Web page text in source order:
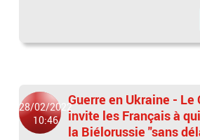
28/02/2022
10:46
Guerre en Ukraine - Le
invite les Français à
la Biélorussie "sans